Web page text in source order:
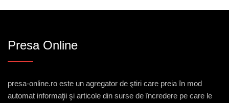
Presa Online
presa-online.ro este un agregator de ştiri care preia în mod
automat informaţii şi articole din surse de încredere pe care le